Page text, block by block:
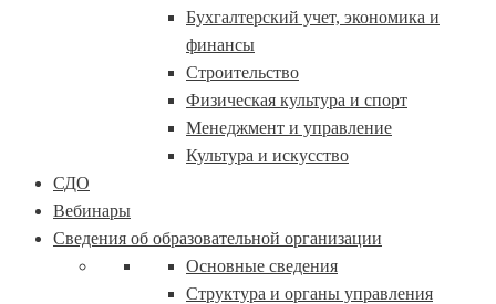
Бухгалтерский учет, экономика и
финансы
Строительство
Физическая культура и спорт
Менеджмент и управление
Культура и искусство
СДО
Вебинары
Сведения об образовательной организации
Основные сведения
Структура и органы управления